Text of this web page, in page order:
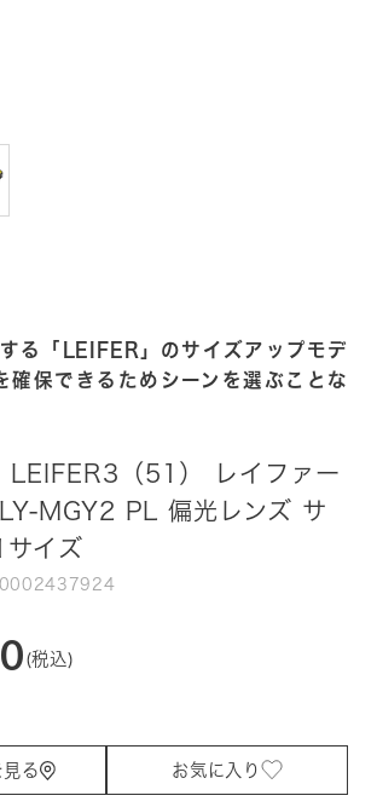
る「LEIFER」のサイズアップモデ
確保できるためシーンを選ぶことな
LEIFER3（51） レイファー
MGY2 PL 偏光レンズ サ
サイズ
(税込)
る お気に入り